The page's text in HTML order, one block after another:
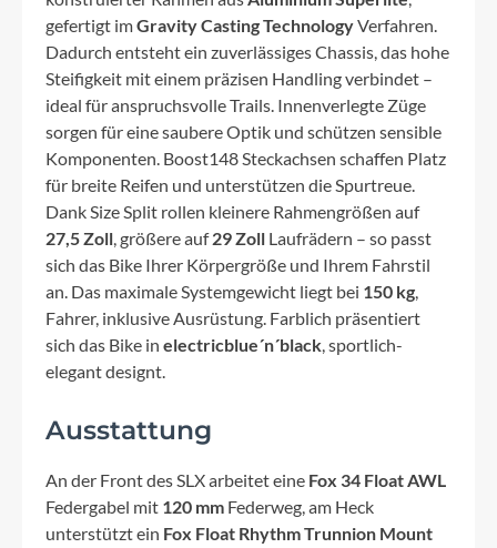
gefertigt imGravity Casting TechnologyVerfahren.
Dadurch entsteht ein zuverlässiges Chassis, das hohe
Steifigkeit mit einem präzisen Handling verbindet –
ideal für anspruchsvolle Trails. Innenverlegte Züge
sorgen für eine saubere Optik und schützen sensible
Komponenten. Boost148 Steckachsen schaffen Platz
für breite Reifen und unterstützen die Spurtreue.
Dank Size Split rollen kleinere Rahmengrößen auf
27,5 Zoll, größere auf29 Zoll Laufrädern – so passt
sich das Bike Ihrer Körpergröße und Ihrem Fahrstil
an. Das maximale Systemgewicht liegt bei 150 kg,
Fahrer, inklusive Ausrüstung. Farblich präsentiert
sich das Bike in electricblue´n´black, sportlich-
elegant designt.
Ausstattung
An der Front des SLX arbeitet eine Fox 34 Float AWL
Federgabel mit 120 mm Federweg, am Heck
unterstützt ein Fox Float Rhythm Trunnion Mount